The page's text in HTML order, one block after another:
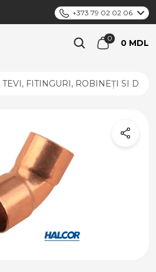
+373 79 02 02 06
0 MDL
TEVI, FITINGURI, ROBINEȚI SI